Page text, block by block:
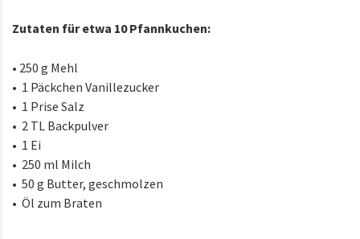
Zutaten für etwa 10 Pfannkuchen:
• 250 g Mehl
• 1 Päckchen Vanillezucker
• 1 Prise Salz
• 2 TL Backpulver
• 1 Ei
• 250 ml Milch
• 50 g Butter, geschmolzen
• Öl zum Braten